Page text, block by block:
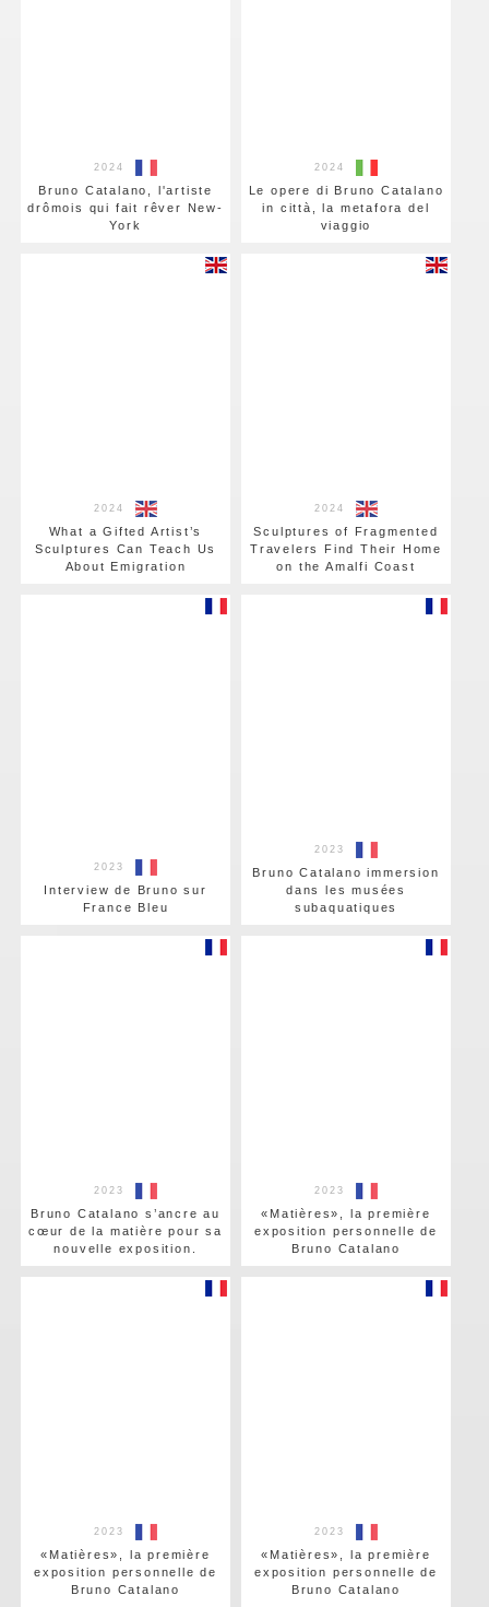
2024
Bruno Catalano, l'artiste
drômois qui fait rêver New-
York
2024
Le opere di Bruno Catalano
in città, la metafora del
viaggio
2024
What a Gifted Artist’s
Sculptures Can Teach Us
About Emigration
2024
Sculptures of Fragmented
Travelers Find Their Home
on the Amalfi Coast
2023
Interview de Bruno sur
France Bleu
2023
Bruno Catalano immersion
dans les musées
subaquatiques
2023
Bruno Catalano s’ancre au
cœur de la matière pour sa
nouvelle exposition.
2023
«Matières», la première
exposition personnelle de
Bruno Catalano
2023
«Matières», la première
exposition personnelle de
Bruno Catalano
2023
«Matières», la première
exposition personnelle de
Bruno Catalano